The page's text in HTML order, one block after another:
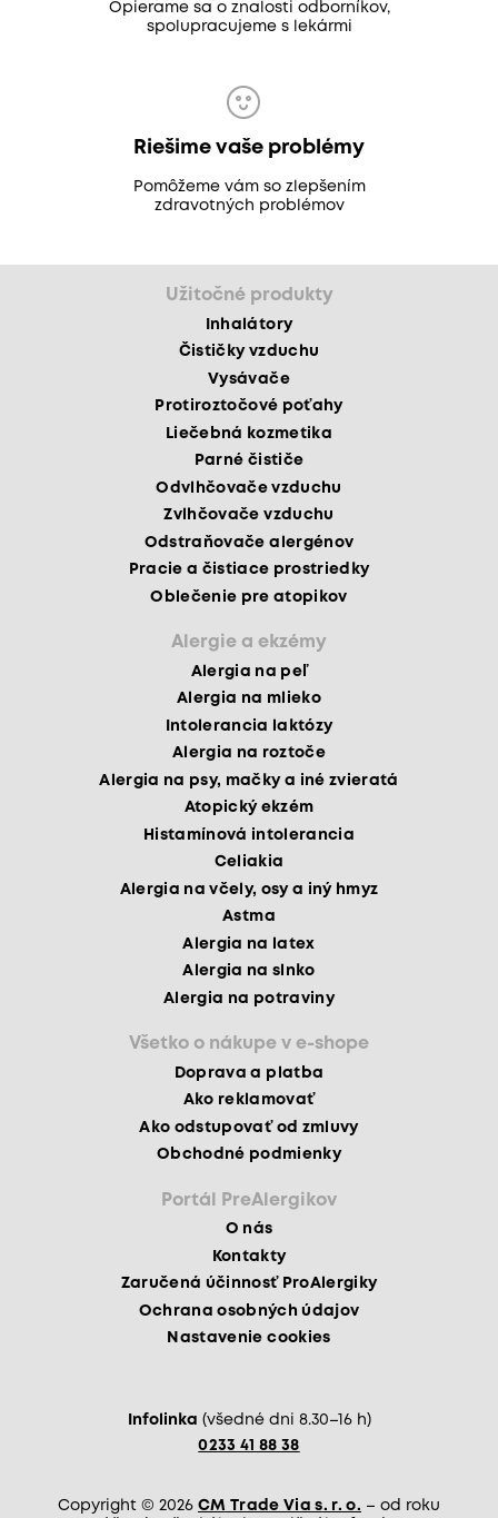
Opierame sa o znalosti odborníkov,
spolupracujeme s lekármi
Riešime vaše problémy
Pomôžeme vám so zlepšením
zdravotných problémov
Užitočné produkty
Inhalátory
Čističky vzduchu
Vysávače
Protiroztočové poťahy
Liečebná kozmetika
Parné čističe
Odvlhčovače vzduchu
Zvlhčovače vzduchu
Odstraňovače alergénov
Pracie a čistiace prostriedky
Oblečenie pre atopikov
Alergie a ekzémy
Alergia na peľ
Alergia na mlieko
Intolerancia laktózy
Alergia na roztoče
Alergia na psy, mačky a iné zvieratá
Atopický ekzém
Histamínová intolerancia
Celiakia
Alergia na včely, osy a iný hmyz
Astma
Alergia na latex
Alergia na slnko
Alergia na potraviny
Všetko o nákupe v e-shope
Doprava a platba
Ako reklamovať
Ako odstupovať od zmluvy
Obchodné podmienky
Portál PreAlergikov
O nás
Kontakty
Zaručená účinnosť ProAlergiky
Ochrana osobných údajov
Nastavenie cookies
Infolinka (všedné dni 8.30–16 h)
0233 41 88 38
Copyright © 2026 CM Trade Via s. r. o. – od roku